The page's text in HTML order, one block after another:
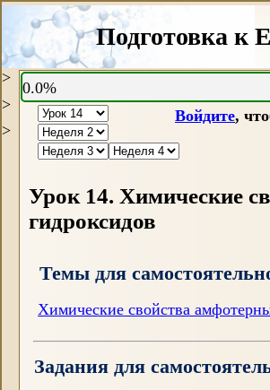
Подготовка к
>
>
>
0.0%
Войдите,
Урок 14. Химические
гидроксидов
Темы для
Химические свойства
Задания для